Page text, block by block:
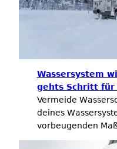
Wassersystem
gehts Schritt für
Vermeide
deines
vorbeugenden